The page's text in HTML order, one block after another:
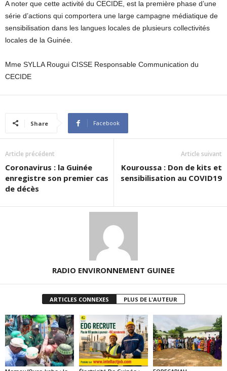
A noter que cette activité du CECIDE, est la première phase d’une
série d’actions qui comportera une large campagne médiatique de
sensibilisation dans les langues locales de plusieurs collectivités
locales de la Guinée.
Mme SYLLA Rougui CISSE Responsable Communication du
CECIDE
Share Facebook
Article précédent
Coronavirus : la Guinée
enregistre son premier cas
de décès
Article suivant
Kouroussa : Don de kits et
sensibilisation au COVID19
RADIO ENVIRONNEMENT GUINEE
ARTICLES CONNEXES PLUS DE L'AUTEUR